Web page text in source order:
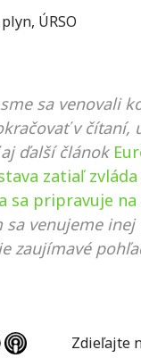
plyn, ÚRSO
sa venovali
v čítaní,
ďalší článok
zatiaľ
sa pripravuje
sa venujeme inej
zaujímavé
Zdieľajte